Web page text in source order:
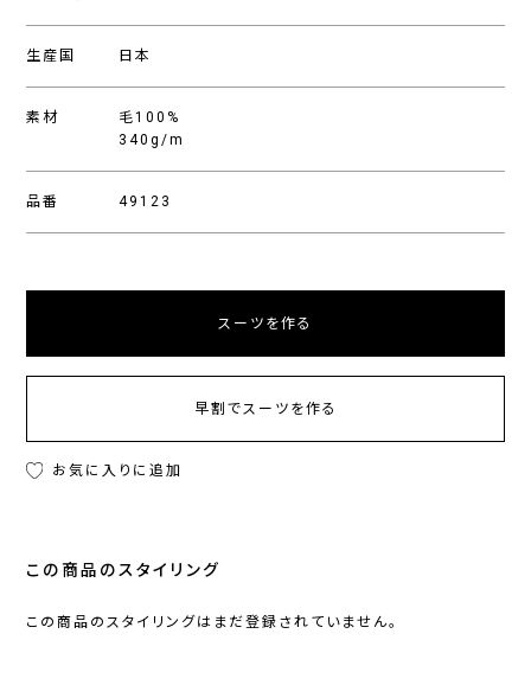
生産国 日本
素材
毛100%
340g/m
品番 49123
スーツを作る
早割でスーツを作る
お気に入りに追加
この商品のスタイリング
この商品のスタイリングはまだ登録されていません。